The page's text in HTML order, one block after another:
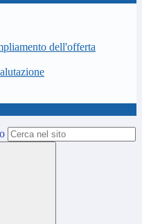
dell'offerta